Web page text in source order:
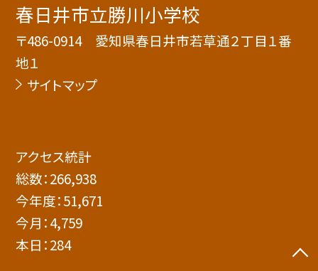
春日井市立勝川小学校
〒486-0914 愛知県春日井市若草通２丁目１番
地１
サイトマップ
アクセス統計
総数：266,938
今年度：51,671
今月：4,759
本日：284